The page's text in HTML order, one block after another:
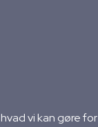
vi kan gøre for